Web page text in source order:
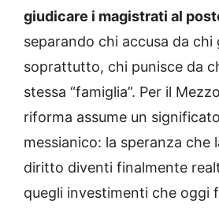
giudicare i magistrati al
separando chi accusa da chi
soprattutto, chi punisce da
stessa “famiglia”. Per il
riforma assume un
messianico: la speranza che
diritto diventi finalmente
quegli investimenti che oggi